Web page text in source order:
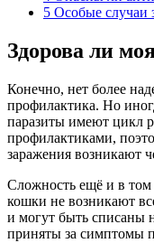
5 Особые случаи
Здорова ли
Конечно, нет более
профилактика. Но
паразиты имеют цикл
профилактиками,
заражения возникают
Сложность ещё и в том
кошки не возникают
и могут быть списаны
приняты за симптомы